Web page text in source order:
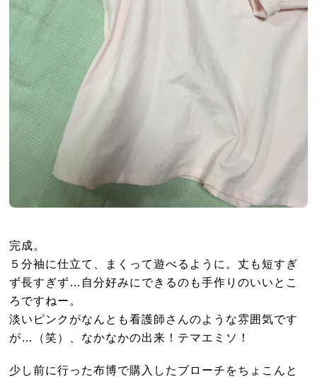
完成。
５分袖に仕立て、まくって遊べるように。丈も短すぎ
ず長すぎず…自分好みにできるのも手作りのいいとこ
ろですねー。
淡いピンクがなんとも看護師さんのような雰囲気です
が…（笑）、なかなかの出来！テマエミソ！
少し前に行った布博で購入したブローチをちょこんと